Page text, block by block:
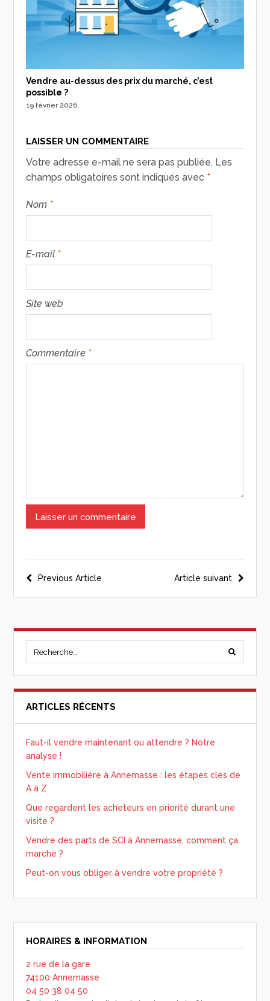
Vendre au-dessus des prix du marché, c’est
possible ?
19 février 2026
LAISSER UN COMMENTAIRE
Votre adresse e-mail ne sera pas publiée. Les
champs obligatoires sont indiqués avec *
Nom *
E-mail *
Site web
Commentaire *
Article suivant
Previous Article
ARTICLES RÉCENTS
Faut-il vendre maintenant ou attendre ? Notre
analyse !
Vente immobilière à Annemasse : les étapes clés de
A à Z
Que regardent les acheteurs en priorité durant une
visite ?
Vendre des parts de SCI à Annemasse, comment ça
marche ?
Peut-on vous obliger à vendre votre propriété ?
HORAIRES & INFORMATION
2 rue de la gare
74100 Annemasse
04 50 38 04 50